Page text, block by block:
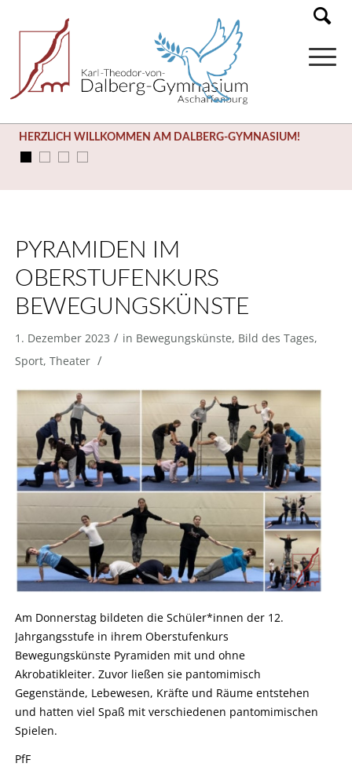
HERZLICH WILLKOMMEN AM DALBERG-GYMNASIUM!
PYRAMIDEN IM
OBERSTUFENKURS
BEWEGUNGSKÜNSTE
1. Dezember 2023 / in Bewegungskünste, Bild des Tages,
Sport, Theater /
Am Donnerstag bildeten die Schüler*innen der 12.
Jahrgangsstufe in ihrem Oberstufenkurs
Bewegungskünste Pyramiden mit und ohne
Akrobatikleiter. Zuvor ließen sie pantomimisch
Gegenstände, Lebewesen, Kräfte und Räume entstehen
und hatten viel Spaß mit verschiedenen pantomimischen
Spielen.
PfF